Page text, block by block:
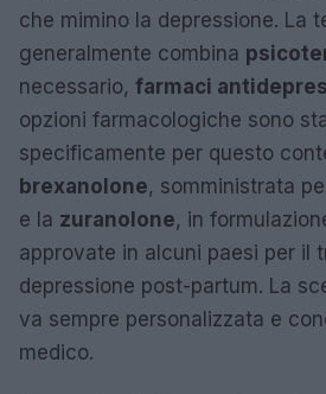
che mimino la depressione. La
generalmente combina
necessario, farmaci
opzioni farmacologiche sono
specificamente per questo
brexanolone, somministrata
e la zuranolone, in
approvate in alcuni paesi per il
depressione post-partum. La
va sempre personalizzata e
medico.